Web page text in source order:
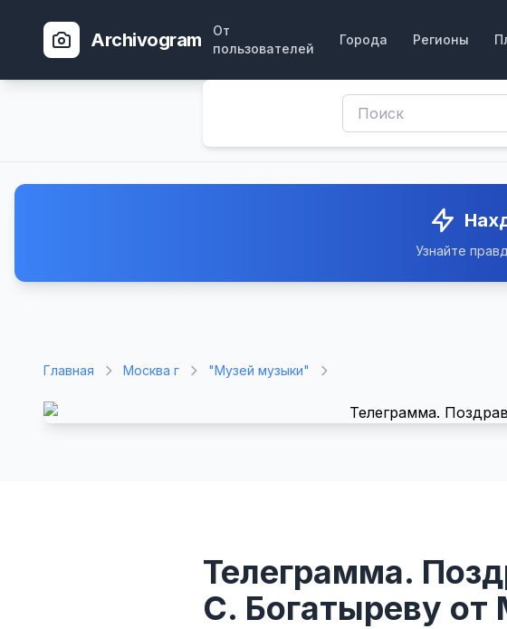
Archivogram
От
пользователей
Города Регионы
Узнайте
Главная Москва г "Музей музыки"
Телеграмма.
С. Богатыреву от